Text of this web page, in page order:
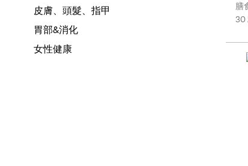
皮膚、頭髮、指甲
胃部&消化
女性健康
膳
30